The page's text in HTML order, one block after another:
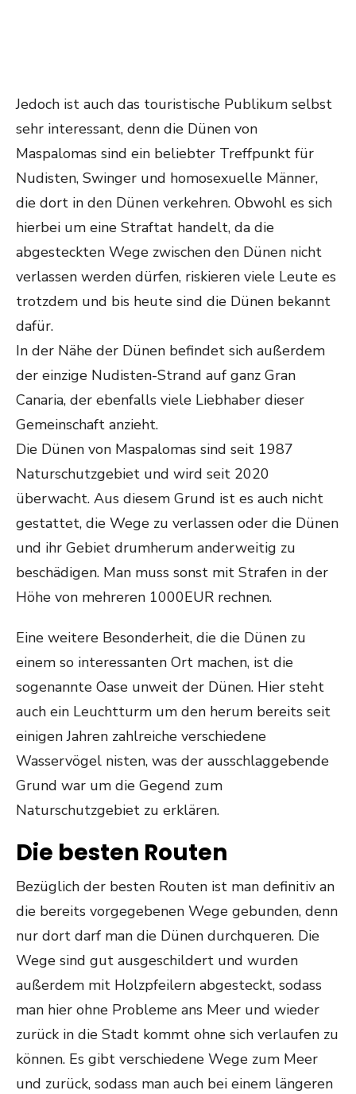
Jedoch ist auch das touristische Publikum selbst
sehr interessant, denn die Dünen von
Maspalomas sind ein beliebter Treffpunkt für
Nudisten, Swinger und homosexuelle Männer,
die dort in den Dünen verkehren. Obwohl es sich
hierbei um eine Straftat handelt, da die
abgesteckten Wege zwischen den Dünen nicht
verlassen werden dürfen, riskieren viele Leute es
trotzdem und bis heute sind die Dünen bekannt
dafür.
In der Nähe der Dünen befindet sich außerdem
der einzige Nudisten-Strand auf ganz Gran
Canaria, der ebenfalls viele Liebhaber dieser
Gemeinschaft anzieht.
Die Dünen von Maspalomas sind seit 1987
Naturschutzgebiet und wird seit 2020
überwacht. Aus diesem Grund ist es auch nicht
gestattet, die Wege zu verlassen oder die Dünen
und ihr Gebiet drumherum anderweitig zu
beschädigen. Man muss sonst mit Strafen in der
Höhe von mehreren 1000EUR rechnen.
Eine weitere Besonderheit, die die Dünen zu
einem so interessanten Ort machen, ist die
sogenannte Oase unweit der Dünen. Hier steht
auch ein Leuchtturm um den herum bereits seit
einigen Jahren zahlreiche verschiedene
Wasservögel nisten, was der ausschlaggebende
Grund war um die Gegend zum
Naturschutzgebiet zu erklären.
Die besten Routen
Bezüglich der besten Routen ist man definitiv an
die bereits vorgegebenen Wege gebunden, denn
nur dort darf man die Dünen durchqueren. Die
Wege sind gut ausgeschildert und wurden
außerdem mit Holzpfeilern abgesteckt, sodass
man hier ohne Probleme ans Meer und wieder
zurück in die Stadt kommt ohne sich verlaufen zu
können. Es gibt verschiedene Wege zum Meer
und zurück, sodass man auch bei einem längeren